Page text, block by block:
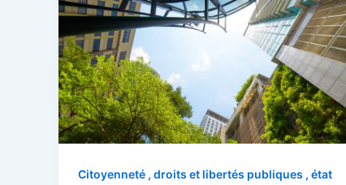
Citoyenneté , droits et libertés publiques , état